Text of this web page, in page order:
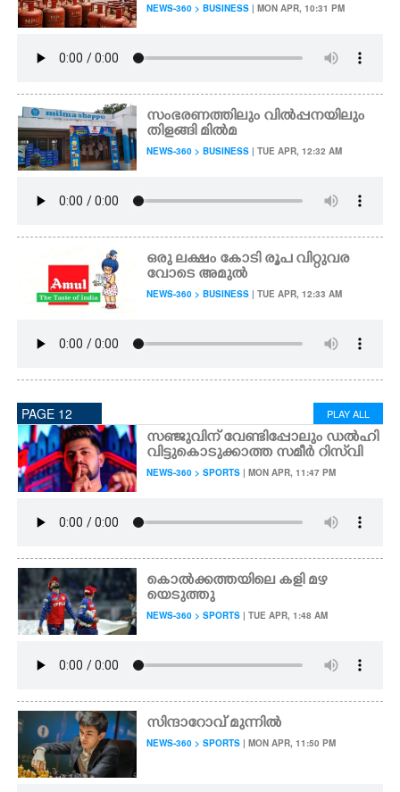
NEWS-360 > BUSINESS | MON APR, 10:31 PM
സംഭരണത്തിലും വിൽപ്പനയിലും
തിളങ്ങി മിൽമ
NEWS-360 > BUSINESS | TUE APR, 12:32 AM
ഒരു ലക്ഷം കോടി രൂപ വിറ്റുവര
വോടെ അമുൽ
NEWS-360 > BUSINESS | TUE APR, 12:33 AM
PAGE 12 PLAY ALL
സഞ്ജുവിന് വേണ്ടിപ്പോലും ഡൽഹി
വിട്ടുകൊടുക്കാത്ത സമീർ റിസ്‌വി
NEWS-360 > SPORTS | MON APR, 11:47 PM
കൊൽക്കത്തയിലെ കളി മഴ
യെടുത്തു
NEWS-360 > SPORTS | TUE APR, 1:48 AM
സിന്ദാറോവ് മുന്നിൽ
NEWS-360 > SPORTS | MON APR, 11:50 PM